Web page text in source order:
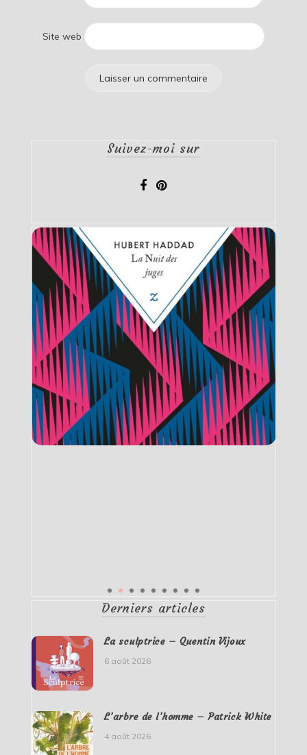
Site web
Suivez-moi sur
Derniers articles
La sculptrice – Quentin Vijoux
6 août 2026
L’arbre de l’homme – Patrick White
4 août 2026